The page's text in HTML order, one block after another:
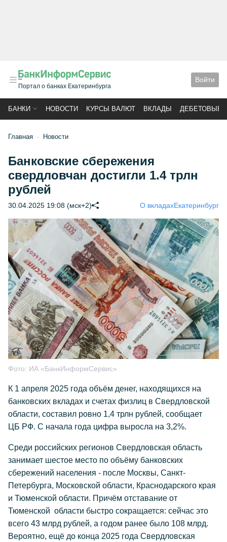
Портал о банках Екатеринбурга
Войти
БАНКИ НОВОСТИ КУРСЫ ВАЛЮТ ВКЛАДЫ ДЕБЕТОВЫЕ
Главная Новости
Банковские сбережения
свердловчан достигли 1.4 трлн
рублей
30.04.2025 19:08 (мск+2) О вкладахЕкатеринбург
Фото: ИА «БанкИнформСервис»
К 1 апреля 2025 года объём денег, находящихся на
банковских вкладах и счетах физлиц в Свердловской
области, составил ровно 1,4 трлн рублей, сообщает
ЦБ РФ. С начала года цифра выросла на 3,2%.
Среди российских регионов Свердловская область
занимает шестое место по объёму банковских
сбережений населения - после Москвы, Санкт-
Петербурга, Московской области, Краснодарского края
и Тюменской области. Причём отставание от
Тюменской области быстро сокращается: сейчас это
всего 43 млрд рублей, а годом ранее было 108 млрд.
Вероятно, ещё до конца 2025 года Свердловская